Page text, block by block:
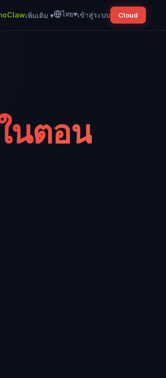
เพิ่มเติม ▾ ไทย▾เข้าสู่ระบบ Cloud
นตอน